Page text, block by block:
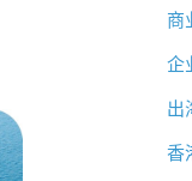
商
出